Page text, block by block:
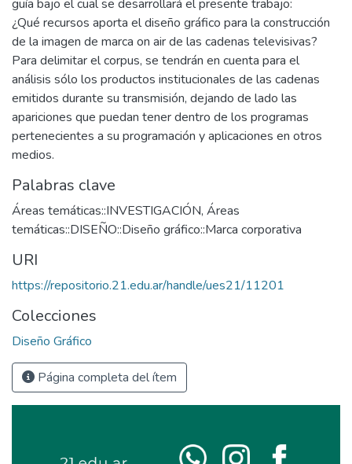
guía bajo el cual se desarrollará el presente trabajo:
¿Qué recursos aporta el diseño gráfico para la construcción
de la imagen de marca on air de las cadenas televisivas?
Para delimitar el corpus, se tendrán en cuenta para el
análisis sólo los productos institucionales de las cadenas
emitidos durante su transmisión, dejando de lado las
apariciones que puedan tener dentro de los programas
pertenecientes a su programación y aplicaciones en otros
medios.
Palabras clave
Áreas temáticas::INVESTIGACIÓN, Áreas
temáticas::DISEÑO::Diseño gráfico::Marca corporativa
URI
https://repositorio.21.edu.ar/handle/ues21/11201
Colecciones
Diseño Gráfico
Página completa del ítem